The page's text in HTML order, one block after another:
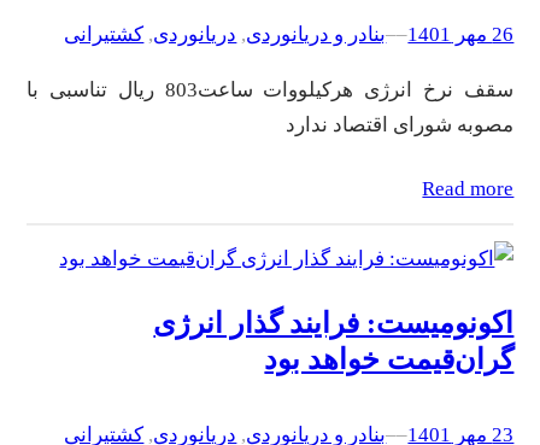
26 مهر 1401 –
–بنادر و دریانوردی, دریانوردی, کشتیرانی
سقف نرخ انرژی هرکیلووات ساعت803 ریال تناسبی با
مصوبه شورای اقتصاد ندارد
Read more
اکونومیست: فرایند گذار انرژی
گران‌قیمت خواهد بود
23 مهر 1401 –
–بنادر و دریانوردی, دریانوردی, کشتیرانی